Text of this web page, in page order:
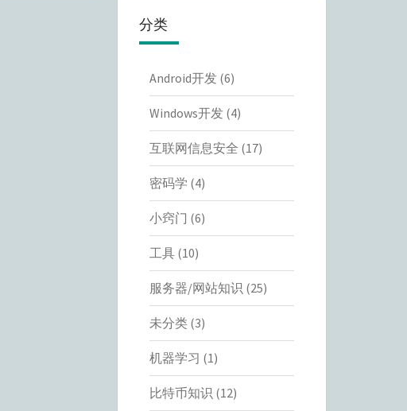
分类
Android开发(6)
Windows开发(4)
互联网信息安全 (17)
密码学 (4)
小窍门 (6)
工具(10)
服务器/网站知识 (25)
未分类(3)
机器学习 (1)
比特币知识 (12)